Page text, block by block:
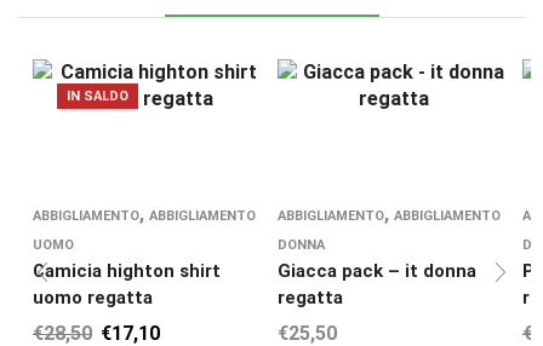
IN SALDO
ABBIGLIAMENTO, ABBIGLIAMENTO
UOMO
Camicia highton shirt
uomo regatta
€28,50 €17,10
ABBIGLIAMENTO, ABBIGLIAMENTO
DONNA
Giacca pack – it donna
regatta
€25,50 €